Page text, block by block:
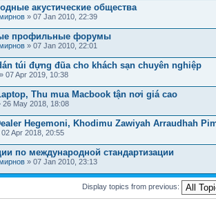
акустические общества
» 07 Jan 2010, 22:39
профильные форумы
» 07 Jan 2010, 22:01
túi đựng đũa cho khách sạn chuyên nghiệp
» 07 Apr 2019, 10:38
Thu mua Macbook tận nơi giá cao
26 May 2018, 18:08
Hegemoni, Khodimu Zawiyah Arraudhah
02 Apr 2018, 20:55
по международной стандартизации
» 07 Jan 2010, 23:13
Display topics from previous: